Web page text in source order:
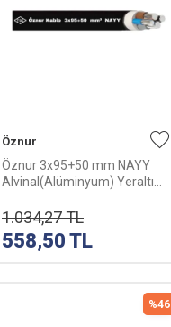
Öznur
Öznur 3x95+50 mm NAYY
Alvinal(Alüminyum) Yeraltı
1.034,27TL
558,50 TL
%46